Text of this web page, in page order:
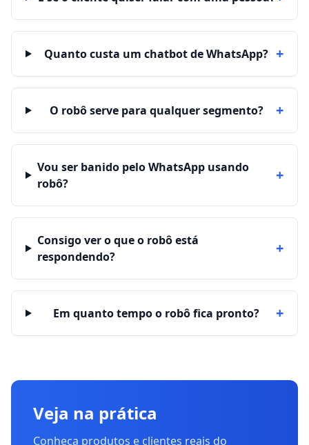
Quanto custa um chatbot de WhatsApp? +
O robô serve para qualquer segmento? +
Vou ser banido pelo WhatsApp usando
robô?
+
Consigo ver o que o robô está
respondendo?
+
Em quanto tempo o robô fica pronto? +
Veja na prática
Conheça produtos e clientes reais do